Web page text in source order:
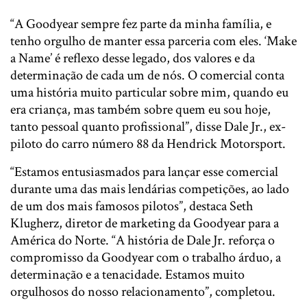
“A Goodyear sempre fez parte da minha família, e
tenho orgulho de manter essa parceria com eles. ‘Make
a Name’ é reflexo desse legado, dos valores e da
determinação de cada um de nós. O comercial conta
uma história muito particular sobre mim, quando eu
era criança, mas também sobre quem eu sou hoje,
tanto pessoal quanto profissional”, disse Dale Jr., ex-
piloto do carro número 88 da Hendrick Motorsport.
“Estamos entusiasmados para lançar esse comercial
durante uma das mais lendárias competições, ao lado
de um dos mais famosos pilotos”, destaca Seth
Klugherz, diretor de marketing da Goodyear para a
América do Norte. “A história de Dale Jr. reforça o
compromisso da Goodyear com o trabalho árduo, a
determinação e a tenacidade. Estamos muito
orgulhosos do nosso relacionamento”, completou.